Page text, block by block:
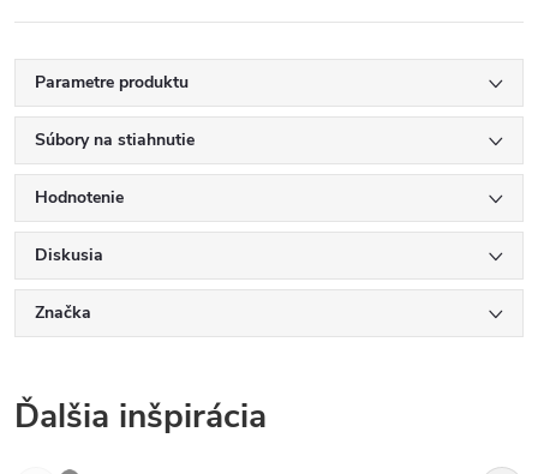
Parametre produktu
Súbory na stiahnutie
Hodnotenie
Diskusia
Značka
Ďalšia inšpirácia